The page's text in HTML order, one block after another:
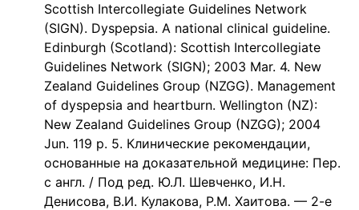
Scottish Intercollegiate Guidelines Network
(SIGN). Dyspepsia. A national clinical guideline.
Edinburgh (Scotland): Scottish Intercollegiate
Guidelines Network (SIGN); 2003 Mar. 4. New
Zealand Guidelines Group (NZGG). Management
of dyspepsia and heartburn. Wellington (NZ):
New Zealand Guidelines Group (NZGG); 2004
Jun. 119 p. 5. Клинические рекомендации,
основанные на доказательной медицине: Пер.
с англ. / Под ред. Ю.Л. Шевченко, И.Н.
Денисова, В.И. Кулакова, Р.М. Хаитова. — 2-е